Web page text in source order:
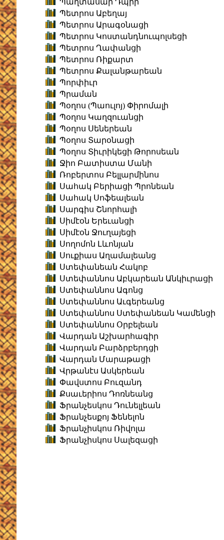
Պաղտասար Դպիր
Պետրոս Աբեղայ
Պետրոս Արագօնացի
Պետրոս Կոստանդնուպոլսեցի
Պետրոս Ղափանցի
Պետրոս Ռիքարտ
Պետրոս Քալանթարեան
Պորփիւր
Պրաման
Պօղոս (Պաուլոյ) Փիրոմալի
Պօղոս Կաղզուանցի
Պօղոս Սեներեան
Պօղոս Տարօնացի
Պօղոս Տիւրիկեցի Թորոսեան
Ջիո Բատիստա Մանի
Ռոբերտոս Բելլարմինոս
Սահակ Բերիացի Պրոնեան
Սահակ Սոֆեալեան
Սարգիս Շնորհալի
Սիմէօն Երեւանցի
Սիմէօն Ջուղայեցի
Սողոմոն Լևոնյան
Սուքիաս Աղամալեանց
Ստեփանեան Հակոբ
Ստեփաննոս Աբկարեան Անկիւրացի
Ստեփաննոս Ագոնց
Ստեփաննոս Աւգերեանց
Ստեփաննոս Ստեփանեան Կամենցի
Ստեփաննոս Օրբելեան
Վարդան Աշխարհագիր
Վարդան Բարձրբերդցի
Վարդան Մարաթացի
Վրթանէս Ասկերեան
Փավստոս Բուզանդ
Քսաւերիոս Դոռնեանց
Ֆրանչեսկոս Դունելլեան
Ֆրանչեսքոյ Ֆենելոն
Ֆրանչիսկոս Ռիվոլա
Ֆրանչիսկոս Սալեզացի